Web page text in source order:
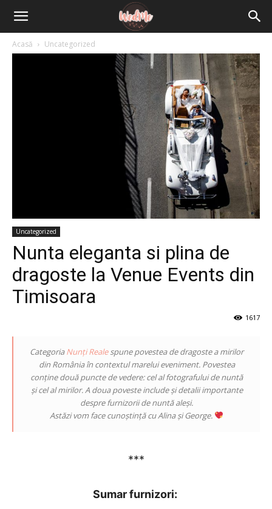
Acasă Uncategorized
Uncategorized
Nunta eleganta si plina de
dragoste la Venue Events din
Timisoara
1617
CategoriaNunți Realespune povestea de dragoste a mirilor
din România în contextul marelui eveniment. Povestea
conține două puncte de vedere: cel al fotografului de nuntă
și cel al mirilor. A doua poveste include și detalii importante
despre furnizorii de nuntă aleși.
Astăzi vom face cunoștință cu Alina și George.
***
Sumar furnizori: